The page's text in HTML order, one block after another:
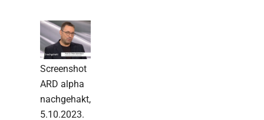
Screenshot
ARD alpha
nachgehakt,
5.10.2023.